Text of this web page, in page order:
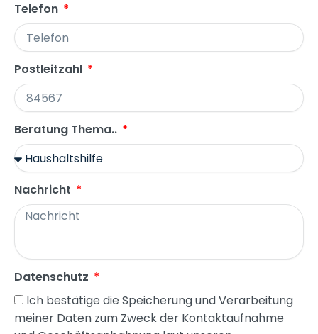
Telefon
Postleitzahl
Beratung Thema..
Nachricht
Datenschutz
Ich bestätige die Speicherung und Verarbeitung
meiner Daten zum Zweck der Kontaktaufnahme